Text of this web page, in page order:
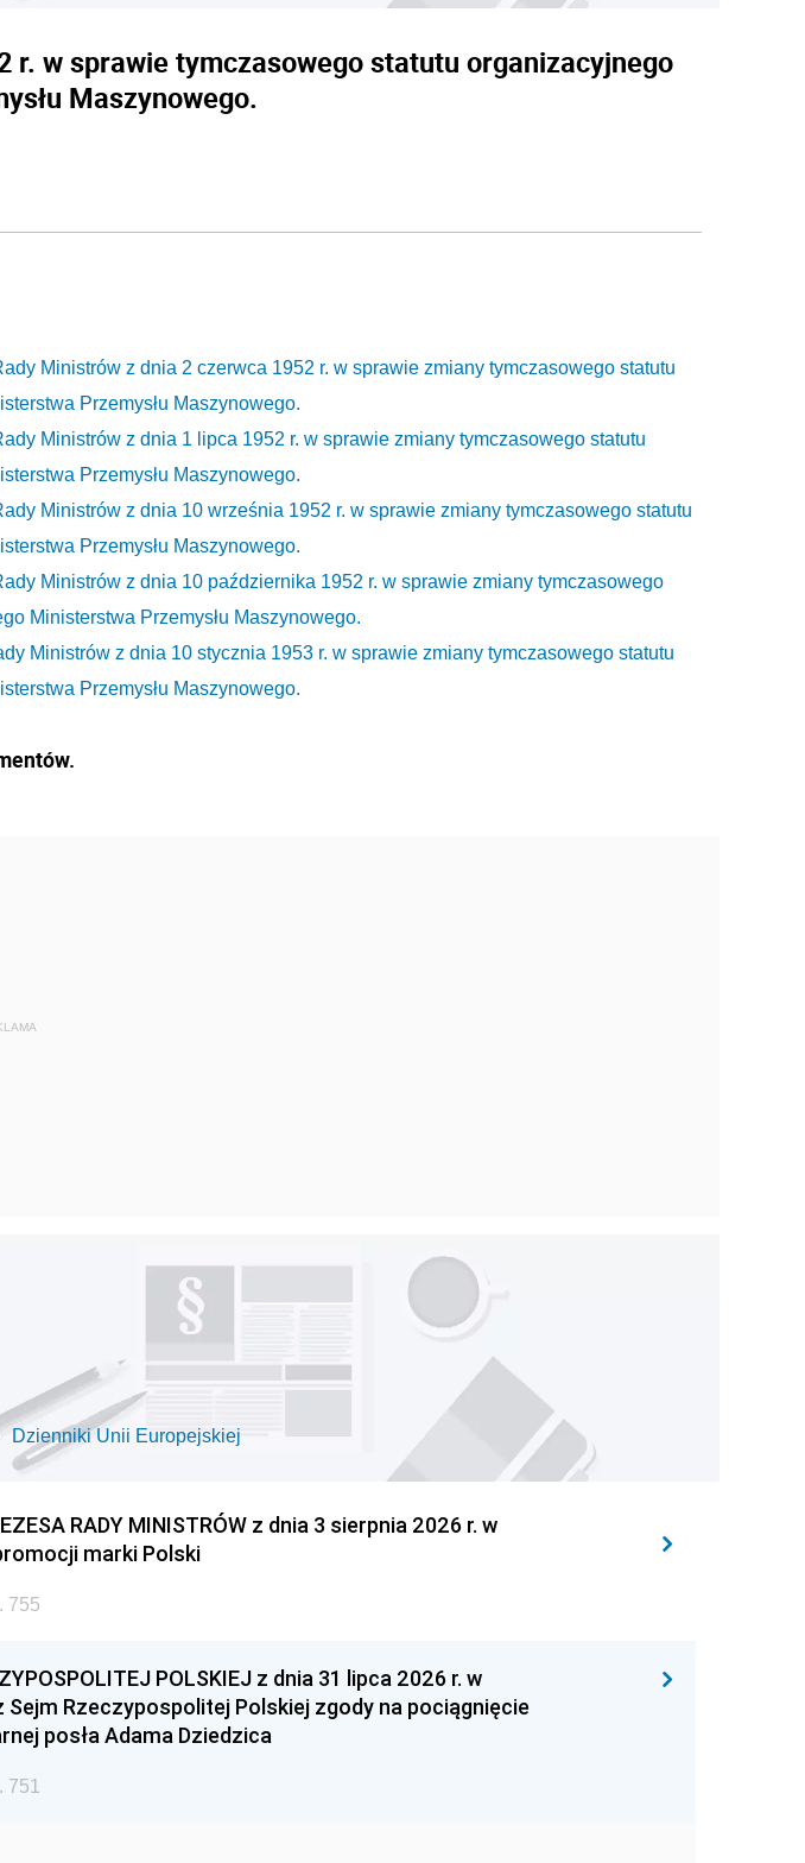
r. w sprawie tymczasowego statutu organizacyjnego
Maszynowego.
Ministrów z dnia 2 czerwca 1952 r. w sprawie zmiany tymczasowego statutu
Przemysłu Maszynowego.
Ministrów z dnia 1 lipca 1952 r. w sprawie zmiany tymczasowego statutu
Przemysłu Maszynowego.
Ministrów z dnia 10 września 1952 r. w sprawie zmiany tymczasowego statutu
Przemysłu Maszynowego.
Ministrów z dnia 10 października 1952 r. w sprawie zmiany tymczasowego
Ministerstwa Przemysłu Maszynowego.
Ministrów z dnia 10 stycznia 1953 r. w sprawie zmiany tymczasowego statutu
Przemysłu Maszynowego.
Dzienniki Unii Europejskiej
RADY MINISTRÓW z dnia 3 sierpnia 2026 r. w
marki Polski
755
POLSKIEJ z dnia 31 lipca 2026 r. w
Rzeczypospolitej Polskiej zgody na pociągnięcie
posła Adama Dziedzica
751